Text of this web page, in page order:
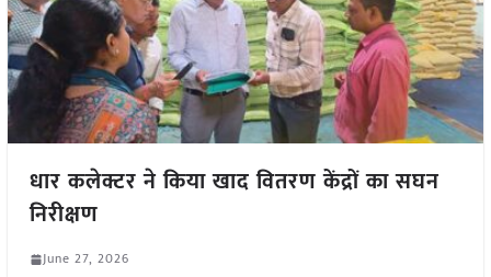
धार कलेक्टर ने किया खाद वितरण केंद्रों का सघन
निरीक्षण
June 27, 2026